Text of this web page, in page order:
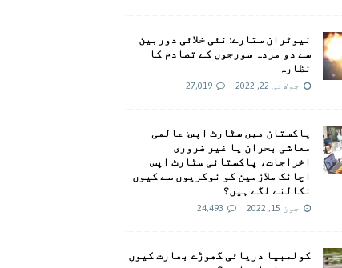
نیوٹران ستارے: نئی خلائی دوربین
سے دو مردہ سورجوں کے تصادم کا
نظارہ
جولائی 22, 2022 27,019
پاکستان میں سٹارٹ اپس: عالمی
معاشی بحران یا غیر ضروری
اخراجات، پاکستانی سٹارٹ اپس
اچانک ملازمین کو نوکریوں سے کیوں
نکالنے لگے ہیں؟
جون 15, 2022 24,493
کولمبیا دریائی گھوڑے بھارت کیوں